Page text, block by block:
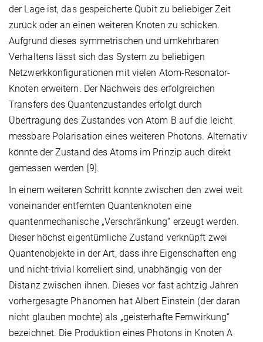
der Lage ist, das gespeicherte Qubit zu beliebiger Zeit
zurück oder an einen weiteren Knoten zu schicken.
Aufgrund dieses symmetrischen und umkehrbaren
Verhaltens lässt sich das System zu beliebigen
Netzwerkkonfigurationen mit vielen Atom-Resonator-
Knoten erweitern. Der Nachweis des erfolgreichen
Transfers des Quantenzustandes erfolgt durch
Übertragung des Zustandes von Atom B auf die leicht
messbare Polarisation eines weiteren Photons. Alternativ
könnte der Zustand des Atoms im Prinzip auch direkt
gemessen werden [9].
In einem weiteren Schritt konnte zwischen den zwei weit
voneinander entfernten Quantenknoten eine
quantenmechanische „Verschränkung“ erzeugt werden.
Dieser höchst eigentümliche Zustand verknüpft zwei
Quantenobjekte in der Art, dass ihre Eigenschaften eng
und nicht-trivial korreliert sind, unabhängig von der
Distanz zwischen ihnen. Dieses vor fast achtzig Jahren
vorhergesagte Phänomen hat Albert Einstein (der daran
nicht glauben mochte) als „geisterhafte Fernwirkung“
bezeichnet. Die Produktion eines Photons in Knoten A